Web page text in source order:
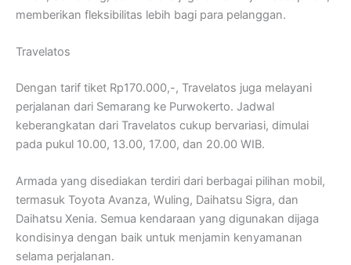
memberikan fleksibilitas lebih bagi para pelanggan.
Travelatos
Dengan tarif tiket Rp170.000,-, Travelatos juga melayani
perjalanan dari Semarang ke Purwokerto. Jadwal
keberangkatan dari Travelatos cukup bervariasi, dimulai
pada pukul 10.00, 13.00, 17.00, dan 20.00 WIB.
Armada yang disediakan terdiri dari berbagai pilihan mobil,
termasuk Toyota Avanza, Wuling, Daihatsu Sigra, dan
Daihatsu Xenia. Semua kendaraan yang digunakan dijaga
kondisinya dengan baik untuk menjamin kenyamanan
selama perjalanan.